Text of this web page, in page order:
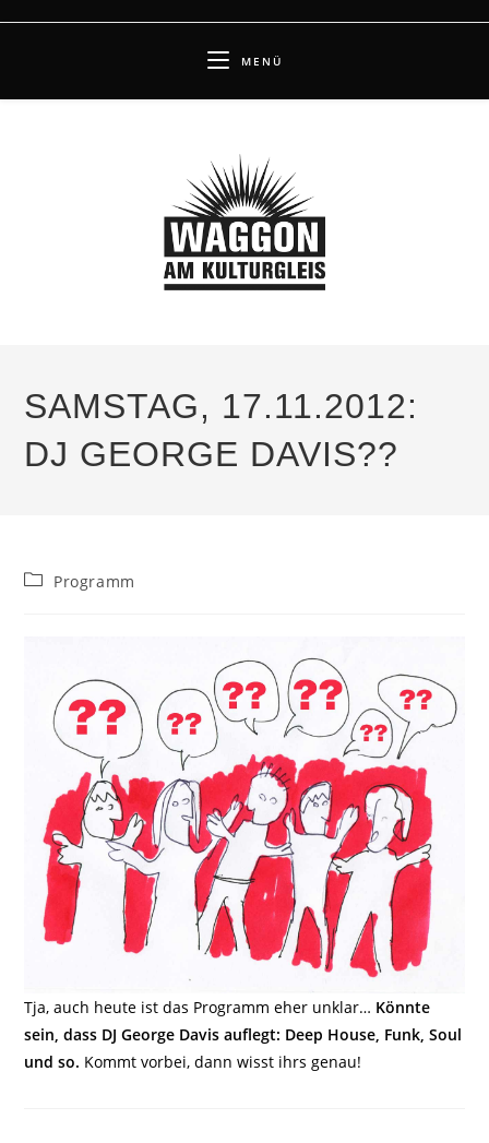
MENÜ
SAMSTAG, 17.11.2012:
DJ GEORGE DAVIS??
Beitrags-
Programm
Tja, auch heute ist das Programm eher unklar… Könnte
sein, dass DJ George Davis auflegt: Deep House, Funk, Soul
und so. Kommt vorbei, dann wisst ihrs genau!